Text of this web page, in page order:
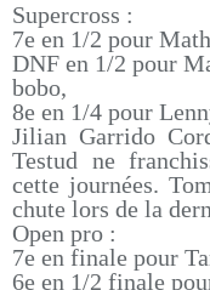
Supercross :
7e en 1/2 pour
DNF en 1/2 pour
bobo,
8e en 1/4 pour
Jilian Garrido
Testud ne
cette journées.
chute lors de la
Open pro :
7e en finale pour
6e en 1/2 finale